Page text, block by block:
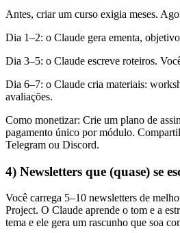
Antes, criar um curso exigia meses.
Dia 1–2: o Claude gera ementa,
Dia 3–5: o Claude escreve roteiros.
Dia 6–7: o Claude cria materiais:
avaliações.
Como monetizar: Crie um plano de
pagamento único por módulo.
Telegram ou Discord.
4) Newsletters que (quase) se
Você carrega 5–10 newsletters de
Project. O Claude aprende o tom e a
tema e ele gera um rascunho que soa